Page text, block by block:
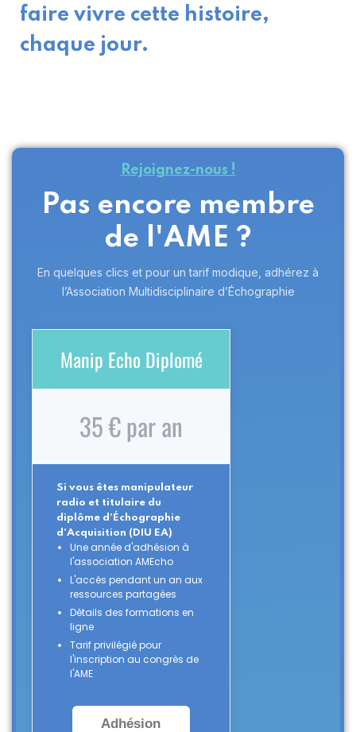
faire vivre cette histoire,
chaque jour.
Rejoignez-nous !
Pas encore membre
de l'AME ?
En quelques clics et pour un tarif modique, adhérez à
l’Association Multidisciplinaire d’Échographie
Manip Echo Diplomé
35 € par an
Si vous êtes manipulateur
radio et titulaire du
diplôme d’Échographie
d'Acquisition (DIU EA)
Une année d'adhésion à
l'association AMEcho
L'accès pendant un an aux
ressources partagées
Détails des formations en
ligne
Tarif privilégié pour
l'inscription au congrès de
l'AME
Adhésion